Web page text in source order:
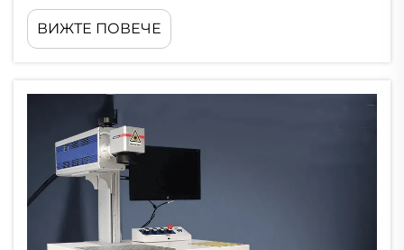
Влакнестите лазерни маркери създават
непроменима идентификация на
метални компоненти чрез напреднали
данните за проследяване да останат
непокътнати през целия
експлоатационен живот на детайл...
ВИЖТЕ ПОВЕЧЕ